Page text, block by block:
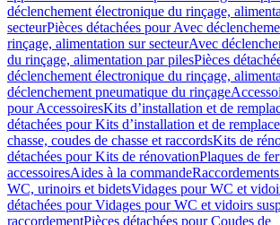
déclenchement électronique du rinçage,
secteurPièces détachées pour Avec
rinçage, alimentation sur secteurAvec
du rinçage, alimentation par pilesPièces
déclenchement électronique du rinçage,
déclenchement pneumatique du rinçage
pour AccessoiresKits d’installation et de
détachées pour Kits d’installation et de
chasse, coudes de chasse et raccordsKits de
détachées pour Kits de rénovationPlaques de
accessoiresAides à la commande
WC, urinoirs et bidetsVidages pour WC et
détachées pour Vidages pour WC et vidoirs
raccordementPièces détachées pour Coudes de